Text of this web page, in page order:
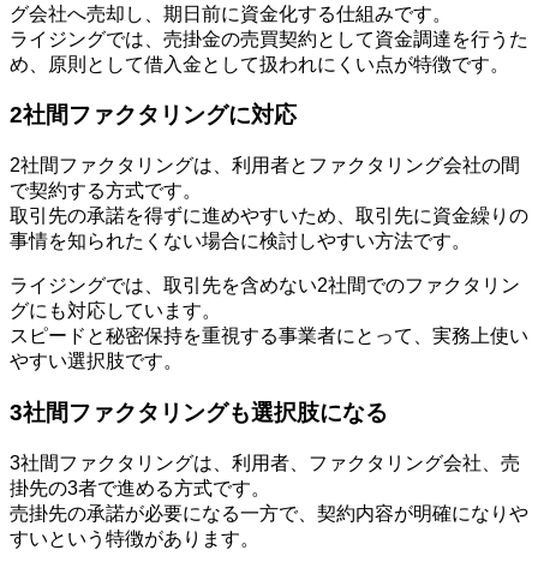
グ会社へ売却し、期日前に資金化する仕組みです。
ライジングでは、売掛金の売買契約として資金調達を行うた
め、原則として借入金として扱われにくい点が特徴です。
2社間ファクタリングに対応
2社間ファクタリングは、利用者とファクタリング会社の間
で契約する方式です。
取引先の承諾を得ずに進めやすいため、取引先に資金繰りの
事情を知られたくない場合に検討しやすい方法です。
ライジングでは、取引先を含めない2社間でのファクタリン
グにも対応しています。
スピードと秘密保持を重視する事業者にとって、実務上使い
やすい選択肢です。
3社間ファクタリングも選択肢になる
3社間ファクタリングは、利用者、ファクタリング会社、売
掛先の3者で進める方式です。
売掛先の承諾が必要になる一方で、契約内容が明確になりや
すいという特徴があります。